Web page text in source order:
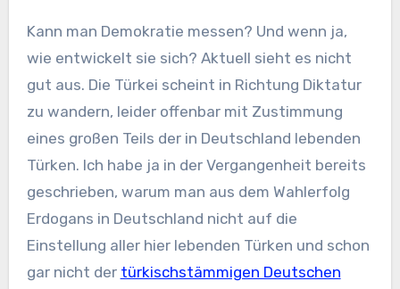
Kann man Demokratie messen? Und wenn ja,
wie entwickelt sie sich? Aktuell sieht es nicht
gut aus. Die Türkei scheint in Richtung Diktatur
zu wandern, leider offenbar mit Zustimmung
eines großen Teils der in Deutschland lebenden
Türken. Ich habe ja in der Vergangenheit bereits
geschrieben, warum man aus dem Wahlerfolg
Erdogans in Deutschland nicht auf die
Einstellung aller hier lebenden Türken und schon
gar nicht der türkischstämmigen Deutschen